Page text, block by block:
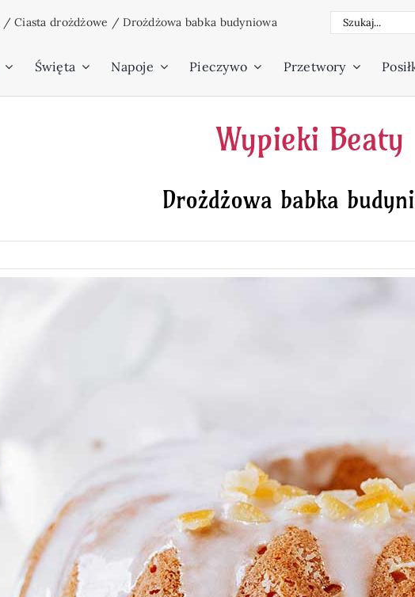
/Ciasta drożdżowe /Drożdżowa babka budyniowa Szukaj
Święta Napoje Pieczywo Przetwory
Wypieki Beaty
Drożdżowa babka